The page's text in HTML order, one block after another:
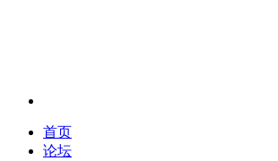
首页
论坛